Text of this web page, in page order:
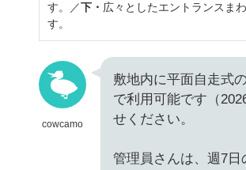
す。／下・ 広々としたエントランスま
す。
cowcamo
敷地内に平面自走式
で利用可能です（
せください。
管理員さんは、週7